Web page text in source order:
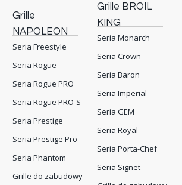
Grille
NAPOLEON
Seria Freestyle
Seria Rogue
Seria Rogue PRO
Seria Rogue PRO-S
Seria Prestige
Seria Prestige Pro
Seria Phantom
Grille do zabudowy
Grille BROIL
KING
Seria Monarch
Seria Crown
Seria Baron
Seria Imperial
Seria GEM
Seria Royal
Seria Porta-Chef
Seria Signet